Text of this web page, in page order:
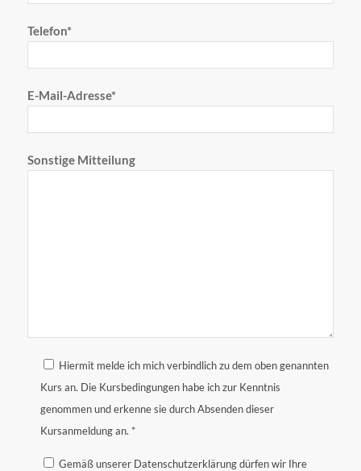
Telefon*
E-Mail-Adresse*
Sonstige Mitteilung
Hiermit melde ich mich verbindlich zu dem oben genannten
Kurs an. Die Kursbedingungen habe ich zur Kenntnis
genommen und erkenne sie durch Absenden dieser
Kursanmeldung an. *
Gemäß unserer Datenschutzerklärung dürfen wir Ihre